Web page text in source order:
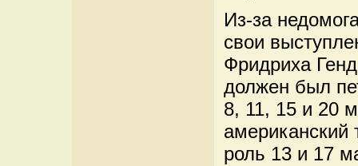
Из-за
свои
Фридриха
должен был
8, 11, 15 и 20
американский
роль 13 и 17